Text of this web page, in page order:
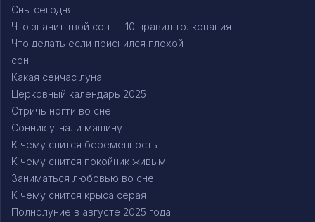
Сны сегодня
Что значит твой сон — 10 правил толкования
Что делать если приснился плохой
сон
Какая сейчас луна
Церковный календарь 2025
Стричь ногти во сне
Сонник угнали машину
К чему снится беременность
К чему снится покойник живым
Заниматься любовью во сне
К чему снится крыса серая
Полнолуние в августе 2025 года